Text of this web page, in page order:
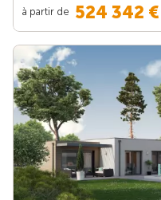
à partir de 524 342 €